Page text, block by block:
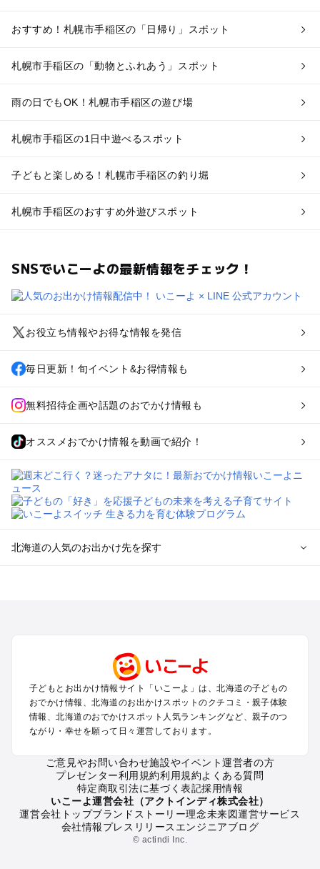
おすすめ！札幌市手稲区の「日帰り」スポット
札幌市手稲区の「動物とふれあう」スポット
雨の日でもOK！札幌市手稲区の遊び場
札幌市手稲区の1日中遊べるスポット
子どもと楽しめる！札幌市手稲区の釣り堀
札幌市手稲区のおすすめ外遊びスポット
SNSでいこーよの最新情報をチェック！
お役立ち情報やお得な情報を発信
毎日更新！旬イベント&お得情報も
無料招待企画や話題のおでかけ情報も
オススメおでかけ情報を動画で紹介！
北海道の人気のお出かけ先を探す
函館・湯の川温泉・大沼・松前のプールお出かけ
帯広・十勝・サホロ・狩勝高原のプールお出かけ
千歳・石狩・空知・美唄のプールお出かけ
小樽・積丹・キロロのプールお出かけ
富良野・美瑛・トマム・占冠のプールお出かけ
知床・ウトロ・羅臼・網走・北見のプールお出かけ
釧路・阿寒・屈斜路・川湯・根室のプールお出かけ
えりも・日高・新冠のプールお出かけ
稚内・宗谷岬・留萌のプールお出かけ
離島（利尻・礼文・天売・焼尻）のプールお出かけ
子どもとお出かけ情報サイト「いこーよ」は、北海道の子どもの
おでかけ情報、北海道のお出かけスポットのクチコミ・親子体験
情報、北海道のおでかけスポット人気ランキングなど、親子のつ
ながり・幸せを願って日々運営しております。
ご意見やお問い合わせ施設やイベント運営者の方
プレゼンター利用規約利用規約よくある質問
特定商取引法に基づく表記採用情報
いこーよ運営会社（アクトインディ株式会社）
運営会社トップブランドストーリー理念未来図運営サービス
会社情報プレスリリース エンジニアブログ
© actindi Inc.